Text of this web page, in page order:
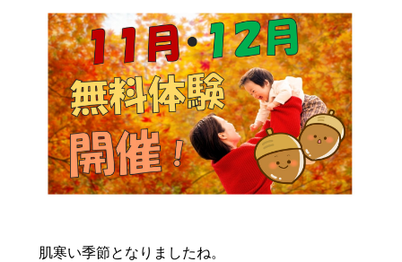
肌寒い季節となりましたね。